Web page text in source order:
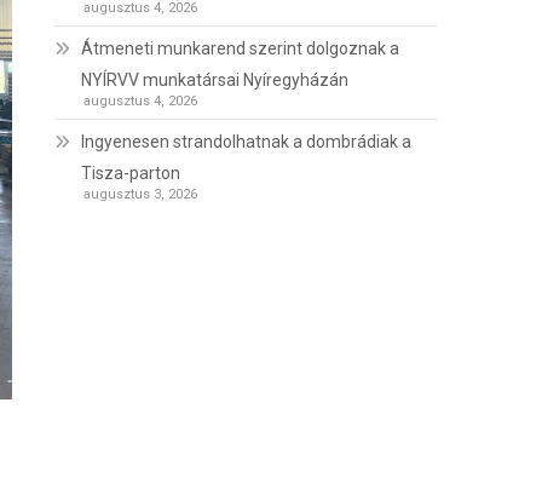
augusztus 4, 2026
Átmeneti munkarend szerint dolgoznak a
NYÍRVV munkatársai Nyíregyházán
augusztus 4, 2026
Ingyenesen strandolhatnak a dombrádiak a
Tisza-parton
augusztus 3, 2026